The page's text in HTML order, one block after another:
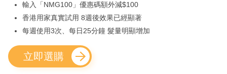
輸入「NMG100」優惠碼額外減$100
香港用家真實試用 8週後效果已經顯著
每週使用3次、每日25分鐘 髮量明顯增加
立即選購